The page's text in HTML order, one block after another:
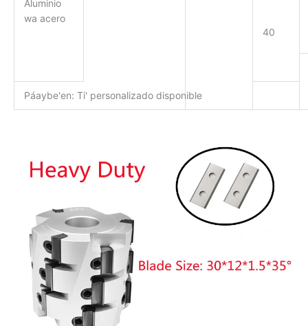
Aluminio
wa acero
40
Páaybe'en: Ti' personalizado disponible